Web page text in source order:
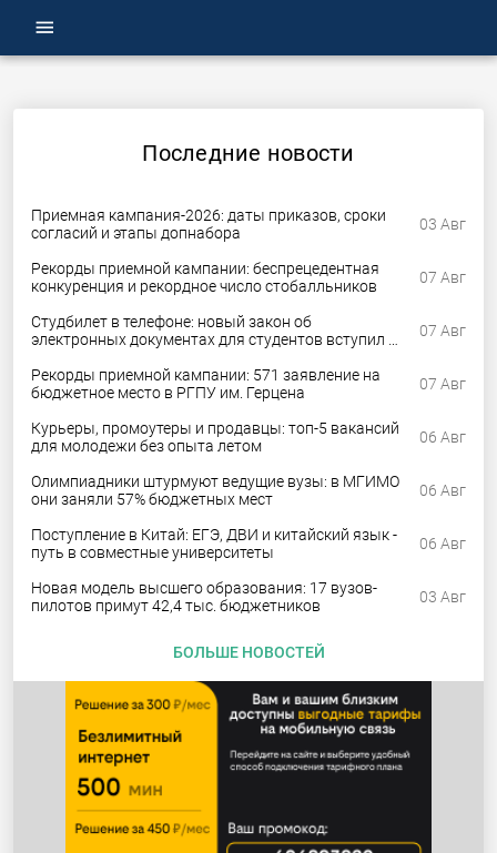
menu
Последние новости
Приемная кампания-2026: даты приказов, сроки
согласий и этапы допнабора
03 Авг
Рекорды приемной кампании: беспрецедентная
конкуренция и рекордное число стобалльников
07 Авг
Студбилет в телефоне: новый закон об
электронных документах для студентов вступил в
07 Авг
Рекорды приемной кампании: 571 заявление на
бюджетное место в РГПУ им. Герцена
07 Авг
Курьеры, промоутеры и продавцы: топ-5 вакансий
для молодежи без опыта летом
06 Авг
Олимпиадники штурмуют ведущие вузы: в МГИМО
они заняли 57% бюджетных мест
06 Авг
Поступление в Китай: ЕГЭ, ДВИ и китайский язык -
путь в совместные университеты
06 Авг
Новая модель высшего образования: 17 вузов-
пилотов примут 42,4 тыс. бюджетников
03 Авг
БОЛЬШЕ НОВОСТЕЙ